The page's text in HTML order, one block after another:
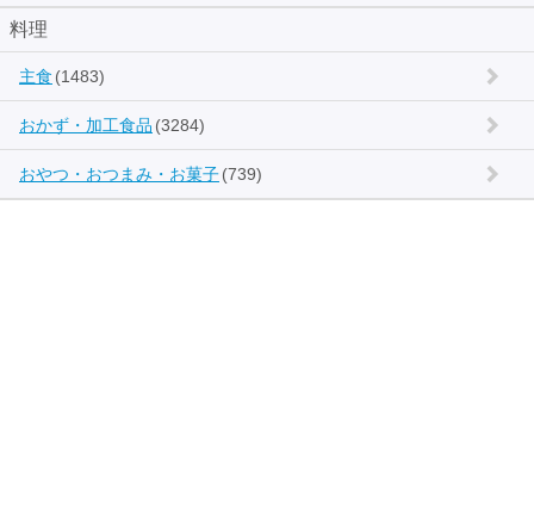
料理
主食 (1483)
おかず・加工食品 (3284)
おやつ・おつまみ・お菓子(739)